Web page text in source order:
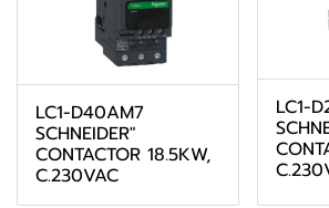
LC1-D40AM7
SCHNEIDER"
CONTACTOR 18.5KW,
C.230VAC
LC1-